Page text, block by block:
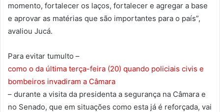
momento, fortalecer os laços, fortalecer e agregar a base
e aprovar as matérias que são importantes para o país”,
avaliou Jucá.
Para evitar tumulto –
como o da última terça-feira (20) quando policiais civis e
bombeiros invadiram a Câmara
– durante a visita da presidenta a segurança na Câmara e
no Senado, que em situações como esta já é reforçada, vai